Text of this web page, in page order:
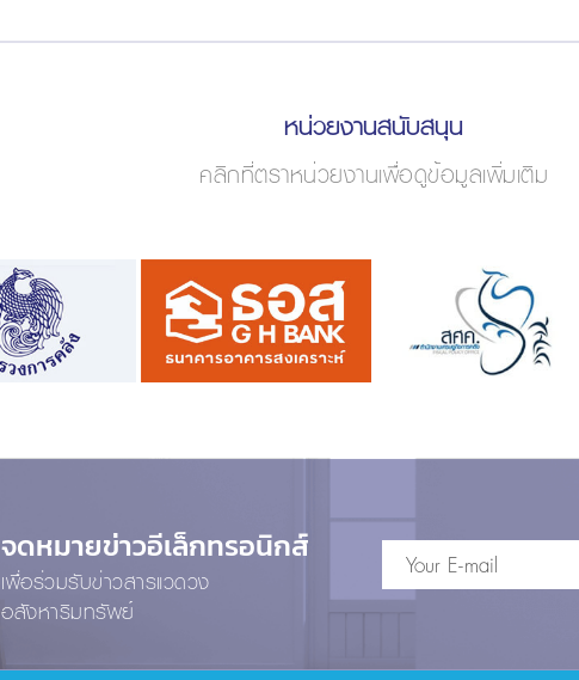
หน่วยงานสนับสนุน
คลิกที่ตราหน่วยงานเพื่อดูข้อมูลเพิ่มเติม
จดหมายข่าวอีเล็กทรอนิกส์
เพื่อร่วมรับข่าวสารแวดวง
อสังหาริมทรัพย์